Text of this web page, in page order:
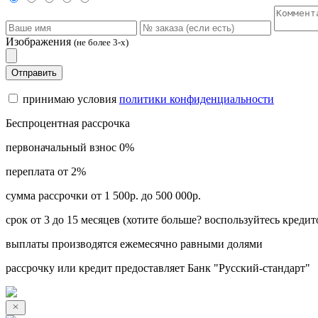
Изображения (не более 3-х)
Отправить
принимаю условия политики конфиденциальности
Беспроцентная рассрочка
первоначальный взнос 0%
переплата от 2%
сумма рассрочки от 1 500р. до 500 000р.
срок от 3 до 15 месяцев (хотите больше? воспользуйтесь
выплаты производятся ежемесячно равными долями
рассрочку или кредит предоставляет Банк "Русский-стандарт"